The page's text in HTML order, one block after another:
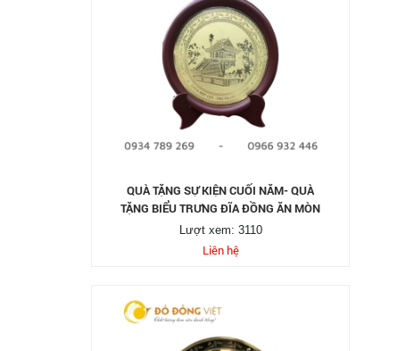
QUÀ TẶNG SỰ KIỆN CUỐI NĂM- QUÀ
TẶNG BIỂU TRƯNG ĐĨA ĐỒNG ĂN MÒN
Lượt xem: 3110
Liên hệ